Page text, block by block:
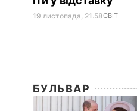
19 листопада, 21.58СВІТ
БУЛЬВАР